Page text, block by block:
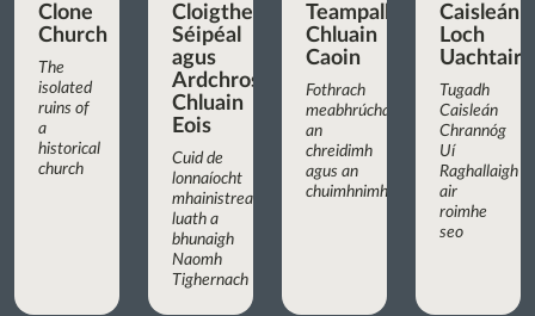
Clone
Church
The
isolated
ruins of
a
historical
church
Cloigtheach,
Séipéal
agus
Ardchros
Chluain
Eois
Cuid de
lonnaíocht
mhainistreach
luath a
bhunaigh
Naomh
Tighernach
Teampall
Chluain
Caoin
Fothrach
meabhrúcháin
an
chreidimh
agus an
chuimhnimh
Caisleán
Loch
Uachtair
Tugadh
Caisleán
Chrannóg
Uí
Raghallaigh
air
roimhe
seo